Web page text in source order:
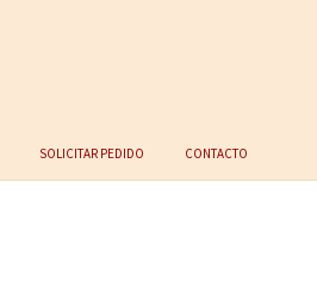
Solicitar Pedido Contacto